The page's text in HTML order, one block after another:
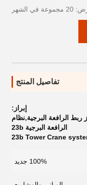
الشهر
تفاصيل المنتج
إبراز:
ربط الرافعة البرجية,نظام
الرافعة البرجية 23b
23b Tower Crane
100% جديد